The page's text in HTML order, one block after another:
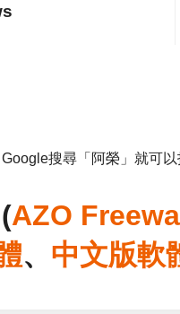
Google搜尋「阿榮」就可
AZO
、 中文版軟